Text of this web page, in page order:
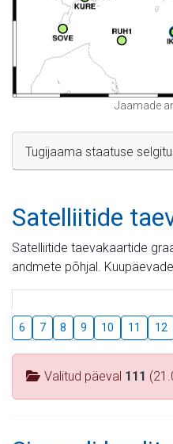
Jaamade
Tugijaama staatuse
Satelliitide
Satelliitide taevakaartide
andmete põhjal.
6 7 8 9 10 11 12
Valitud päeval 111